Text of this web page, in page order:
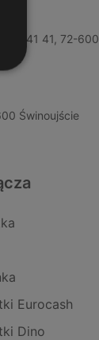
41 41, 72-600
Świnoujście
Eurocash
Dino